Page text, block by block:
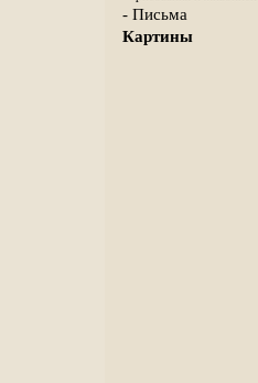
- Письма
Картины